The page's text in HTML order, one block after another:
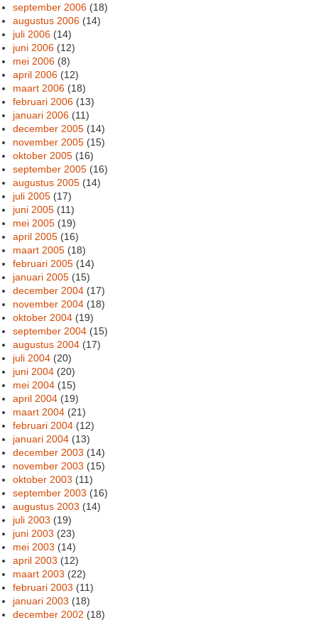
september 2006 (18)
augustus 2006 (14)
juli 2006 (14)
juni 2006 (12)
mei 2006 (8)
april 2006 (12)
maart 2006 (18)
februari 2006 (13)
januari 2006 (11)
december 2005 (14)
november 2005 (15)
oktober 2005 (16)
september 2005 (16)
augustus 2005 (14)
juli 2005 (17)
juni 2005 (11)
mei 2005 (19)
april 2005 (16)
maart 2005 (18)
februari 2005 (14)
januari 2005 (15)
december 2004 (17)
november 2004 (18)
oktober 2004 (19)
september 2004 (15)
augustus 2004 (17)
juli 2004 (20)
juni 2004 (20)
mei 2004 (15)
april 2004 (19)
maart 2004 (21)
februari 2004 (12)
januari 2004 (13)
december 2003 (14)
november 2003 (15)
oktober 2003 (11)
september 2003 (16)
augustus 2003 (14)
juli 2003 (19)
juni 2003 (23)
mei 2003 (14)
april 2003 (12)
maart 2003 (22)
februari 2003 (11)
januari 2003 (18)
december 2002 (18)